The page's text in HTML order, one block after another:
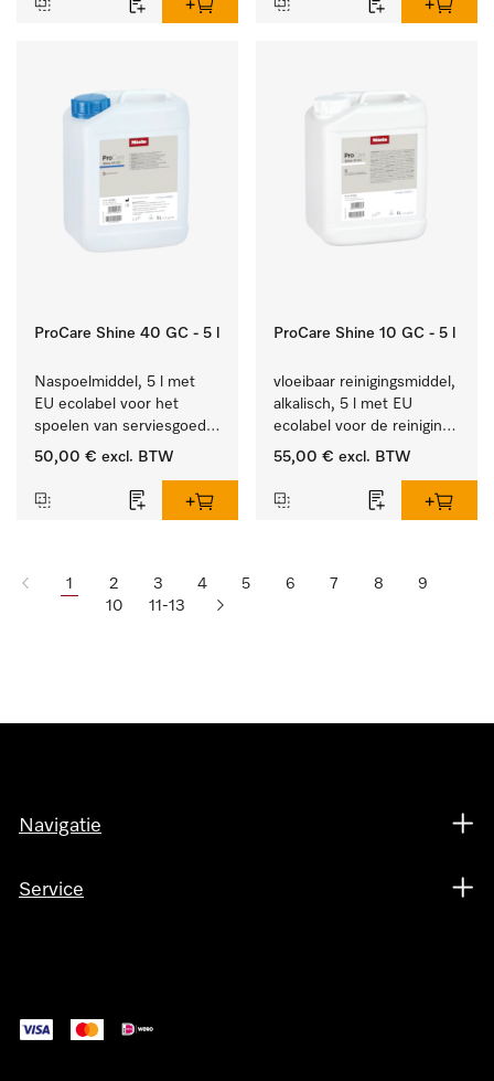
ProCare Shine 40 GC - 5 l
Naspoelmiddel, 5 l met
EU ecolabel voor het
spoelen van serviesgoed,
bestek en glazen.
50,00 € excl. BTW
ProCare Shine 10 GC - 5 l
vloeibaar reinigingsmiddel,
alkalisch, 5 l met EU
ecolabel voor de reiniging
van alledaags vuil op
glazen.
55,00 € excl. BTW
1 2 3 4 5 6 7 8
9
10
11-13
Navigatie
Service